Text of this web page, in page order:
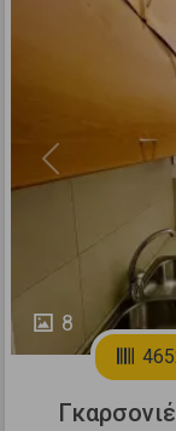
8
Previous